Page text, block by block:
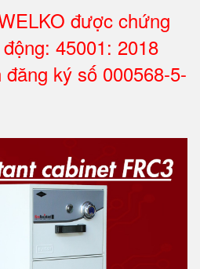
được chứng
45001: 2018
ký số 000568-5-